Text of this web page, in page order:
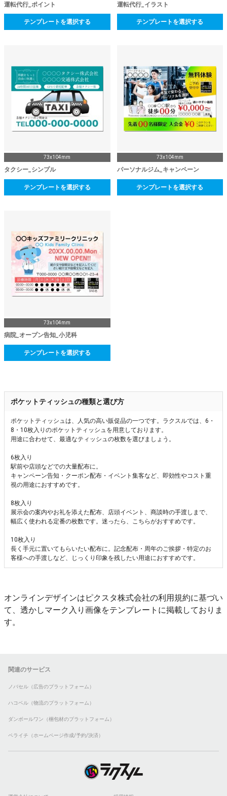
運転代行_ポイント
テンプレートを選択する
運転代行_イラスト
テンプレートを選択する
73x104mm
タクシー_シンプル
テンプレートを選択する
73x104mm
パーソナルジム_キャンペーン
テンプレートを選択する
73x104mm
病院_オープン告知_小児科
テンプレートを選択する
ポケットティッシュの種類と選び方
ポケットティッシュは、人気の高い販促品の一つです。ラクスルでは、6・
8・10枚入りのポケットティッシュを用意しております。
用途に合わせて、最適なティッシュの枚数を選びましょう。
6枚入り
駅前や店頭などでの大量配布に。
キャンペーン告知・クーポン配布・イベント集客など、即効性やコスト重
視の用途におすすめです。
8枚入り
展示会の案内やお礼を添えた配布、店頭イベント、商談時の手渡しまで、
幅広く使われる定番の枚数です。迷ったら、こちらがおすすめです。
10枚入り
長く手元に置いてもらいたい配布に。記念配布・周年のご挨拶・特定のお
客様への手渡しなど、じっくり印象を残したい用途におすすめです。
オンラインデザインはピクスタ株式会社の利用規約に基づい
て、透かしマーク入り画像をテンプレートに掲載しておりま
す。
関連のサービス
ノバセル（広告のプラットフォーム）
ハコベル（物流のプラットフォーム）
ダンボールワン（梱包材のプラットフォーム）
ペライチ（ホームページ作成/予約/決済）